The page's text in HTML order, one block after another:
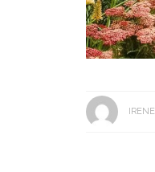
IRENE